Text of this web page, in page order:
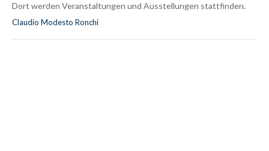
Dort werden Veranstaltungen und Ausstellungen stattfinden.
Claudio Modesto Ronchi